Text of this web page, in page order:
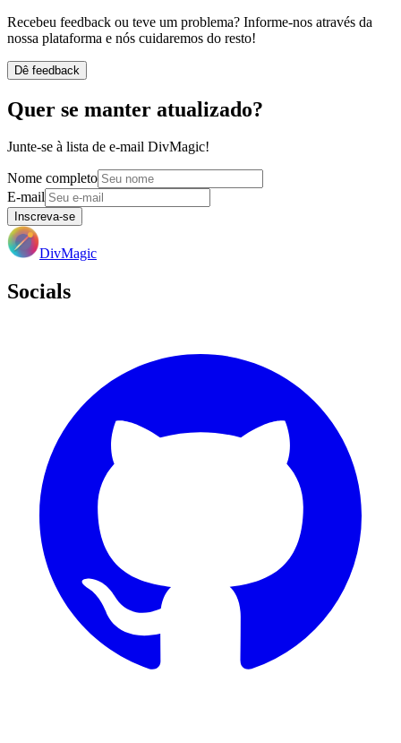
Recebeu feedback ou teve um problema? Informe-nos através da
nossa plataforma e nós cuidaremos do resto!
Dê feedback
Quer se manter atualizado?
Junte-se à lista de e-mail DivMagic!
Nome completo
E-mail
Inscreva-se
DivMagic
Socials